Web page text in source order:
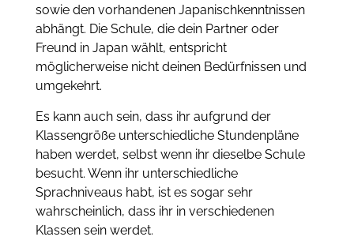
sowie den vorhandenen Japanischkenntnissen
abhängt. Die Schule, die dein Partner oder
Freund in Japan wählt, entspricht
möglicherweise nicht deinen Bedürfnissen und
umgekehrt.
Es kann auch sein, dass ihr aufgrund der
Klassengröße unterschiedliche Stundenpläne
haben werdet, selbst wenn ihr dieselbe Schule
besucht. Wenn ihr unterschiedliche
Sprachniveaus habt, ist es sogar sehr
wahrscheinlich, dass ihr in verschiedenen
Klassen sein werdet.